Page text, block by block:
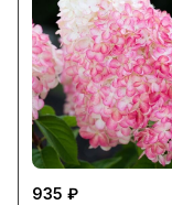
935 ₽